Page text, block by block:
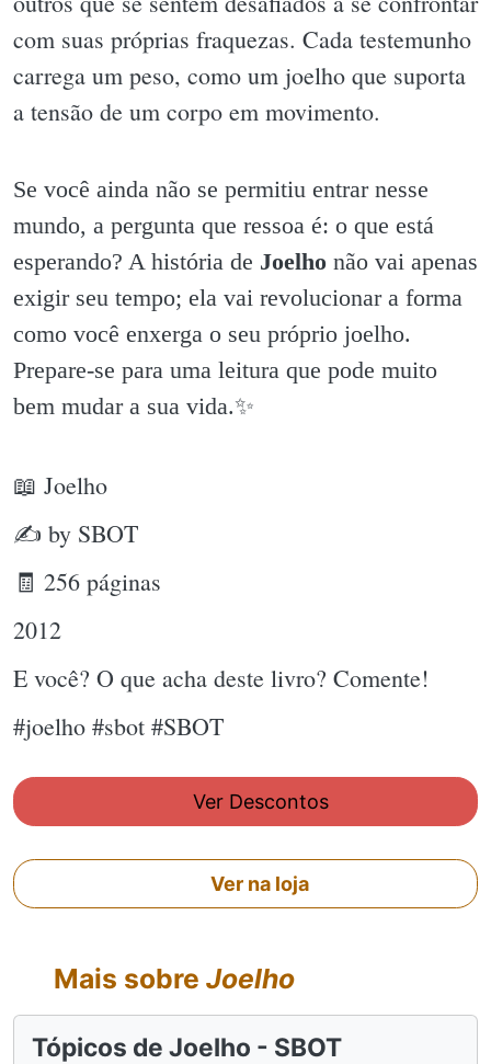
com suas próprias fraquezas. Cada testemunho
carrega um peso, como um joelho que suporta
a tensão de um corpo em movimento.
Se você ainda não se permitiu entrar nesse
mundo, a pergunta que ressoa é: o que está
esperando? A história de Joelho não vai apenas
exigir seu tempo; ela vai revolucionar a forma
como você enxerga o seu próprio joelho.
Prepare-se para uma leitura que pode muito
bem mudar a sua vida.✨️
📖 Joelho
✍ by SBOT
🧾 256 páginas
2012
E você? O que acha deste livro? Comente!
#joelho #sbot #SBOT
Ver Descontos
Ver na loja
Mais sobre Joelho
Tópicos de Joelho - SBOT